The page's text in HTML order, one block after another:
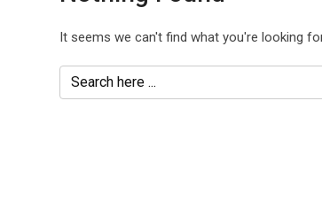
It seems we can't find what you're looking